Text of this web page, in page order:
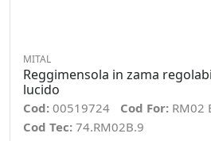
MITAL
Reggimensola in zama
lucido
Cod: 00519724 Cod For: RM02
Cod Tec: 74.RM02B.9